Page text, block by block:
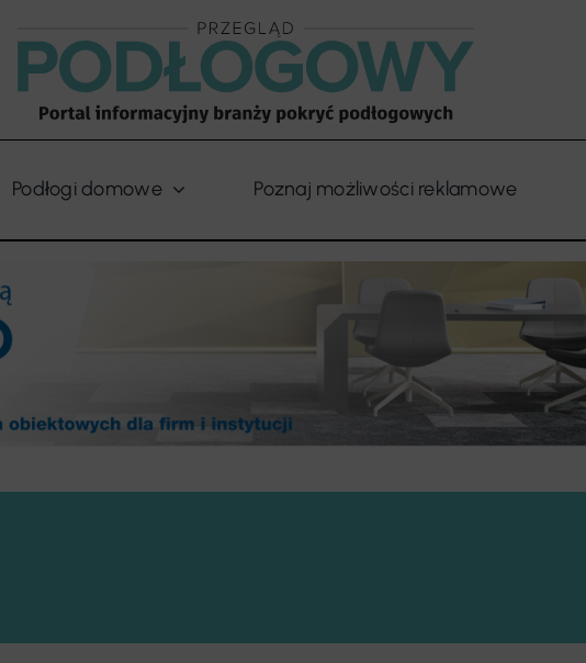
Podłogi domowe Poznaj możliwości reklamowe